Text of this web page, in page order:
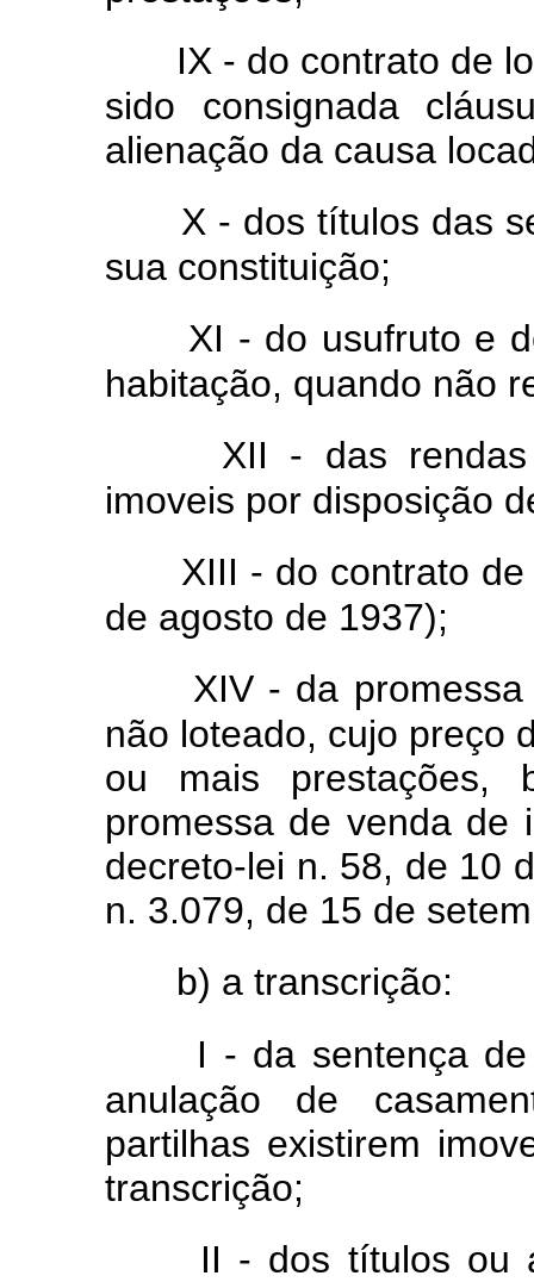
IX - do contrato de
sido consignada
alienação da causa
X - dos títulos das
sua constituição;
XI - do usufruto e
habitação, quando não
XII - das
imoveis por disposição
XIII - do contrato
de agosto de 1937);
XIV - da
não loteado, cujo preço
ou mais prestações,
promessa de venda de
decreto-lei n. 58, de 10
n. 3.079, de 15 de
b) a transcrição:
I - da sentença
anulação de
partilhas existirem
transcrição;
II - dos títulos ou